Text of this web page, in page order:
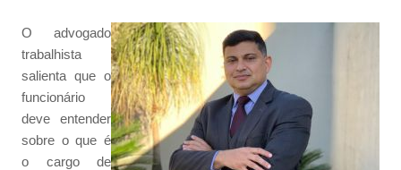
O advogado
trabalhista
salienta que o
funcionário
deve entender
sobre o que é
o cargo de